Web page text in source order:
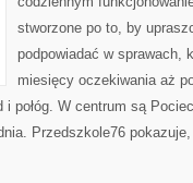
stworzone po to, by
podpowiadać w sprawach,
miesięcy oczekiwania aż
połóg. W centrum są
Przedszkole76